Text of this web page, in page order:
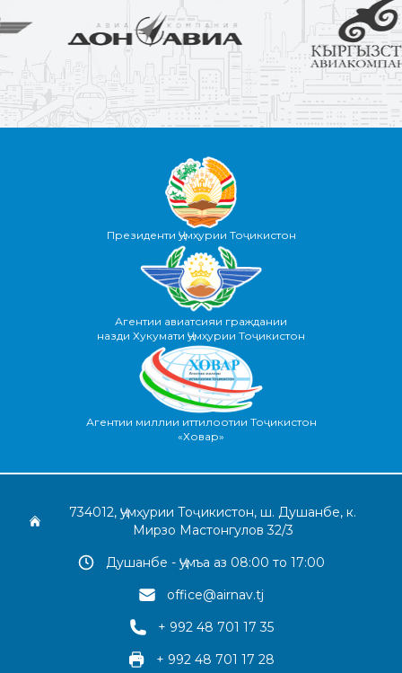
Президенти Ҷумҳурии Тоҷикистон
Агентии авиатсияи граждании
назди Хукумати Ҷумҳурии Тоҷикистон
Агентии миллии иттилоотии Тоҷикистон
«Ховар»
734012, Ҷумҳурии Тоҷикистон, ш. Душанбе, к.
Мирзо Мастонгулов 32/3
Душанбе - Ҷумъа аз 08:00 то 17:00
office@airnav.tj
+ 992 48 701 17 35
+ 992 48 701 17 28